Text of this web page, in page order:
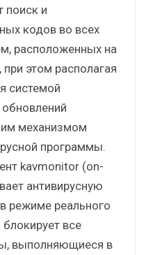
поиск и
кодов во всех
расположенных на
этом располагая
системой
механизмом
программы.
kavmonitor (on-
антивирусную
режиме реального
все
выполняющиеся в